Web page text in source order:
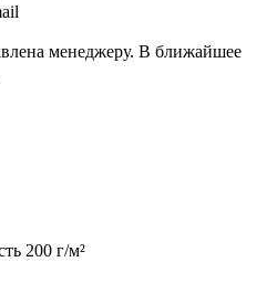
менеджеру. В ближайшее
200 г/м²